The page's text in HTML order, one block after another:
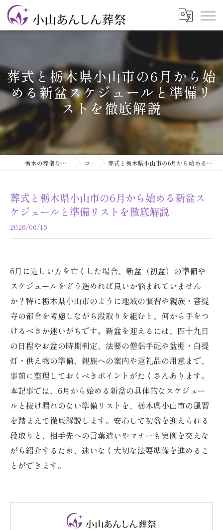
葬式と栃木県小山市の6月から始
める新盆スケジュールと準備リ
ストを徹底解説
栃木の葬儀なら小山あんしん葬祭 コラム 葬式と栃木県小山市の6月から始める新盆スケジュールと準備リストを徹底解説
葬式と栃木県小山市の6月から始める新盆ス
ケジュールと準備リストを徹底解説
2026/06/16
6月に近しい方を亡くした場合、新盆（初盆）の準備や
スケジュールをどう進めれば良いか悩まれていません
か？特に栃木県小山市のように地域の慣習や親族・菩提
寺の都合を考慮しながら段取りを組むと、何から手をつ
けるべきか迷いがちです。新盆を迎えるには、四十九日
の日程やお盆の時期判定、法要の僧侶手配や盆棚・白提
灯・供え物の準備、親族への案内や返礼品の用意まで、
事前に整理しておくべきポイントがたくさんあります。
本記事では、6月から始める新盆の具体的なスケジュー
ルと抜け漏れのない準備リストを、栃木県小山市の風習
を踏まえて徹底解説します。安心して初盆を迎えられる
段取りと、相手先への言葉遣いやマナーも実例を交えな
がら紹介するため、迷いなく大切な法要準備を進めるこ
とができます。